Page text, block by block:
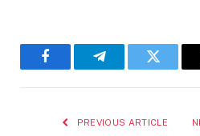
FacebookTelegramTwitter
PREVIOUS ARTICLE